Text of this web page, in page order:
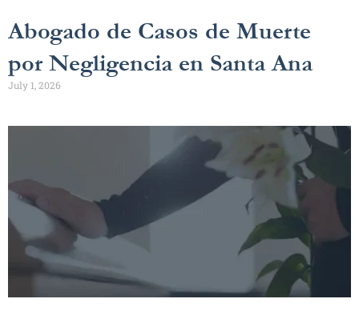
Abogado de Casos de Muerte
por Negligencia en Santa Ana
July 1, 2026